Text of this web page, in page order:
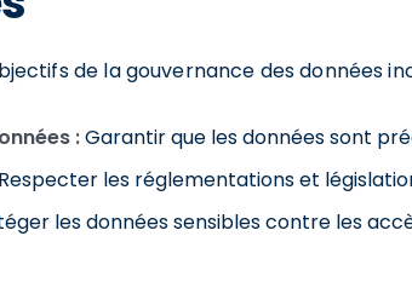
de la gouvernance des données
:Garantir que les données sont
Respecter les réglementations et
les données sensibles contre les